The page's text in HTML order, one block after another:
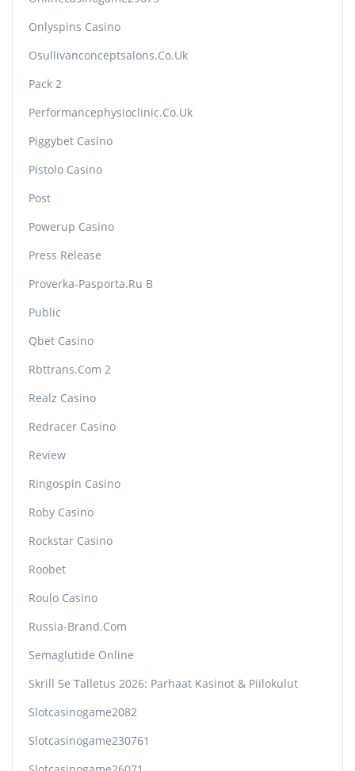
Onlyspins Casino
Osullivanconceptsalons.co.uk
Pack 2
Performancephysioclinic.co.uk
Piggybet Casino
Pistolo Casino
Post
Powerup Casino
Press Release
Proverka-Pasporta.ru B
Public
Qbet Casino
Rbttrans.com 2
Realz Casino
Redracer Casino
Review
Ringospin Casino
Roby Casino
Rockstar Casino
Roobet
Roulo Casino
Russia-Brand.com
Semaglutide Online
Skrill 5e Talletus 2026: Parhaat Kasinot & Piilokulut
Slotcasinogame2082
Slotcasinogame230761